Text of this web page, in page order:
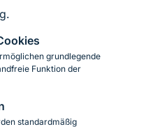
.
grundlegende
Funktion der
standardmäßig